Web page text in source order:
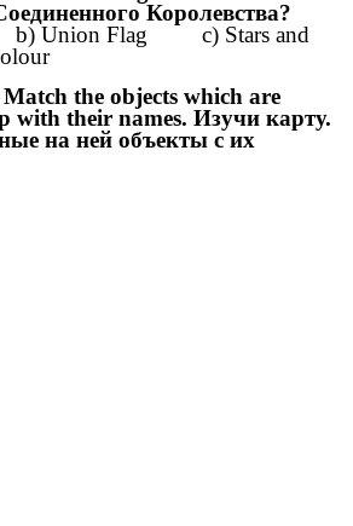
Королевства?
Union Flag c) Stars and
the objects which are
with their names. Изучи карту.
на ней объекты с их